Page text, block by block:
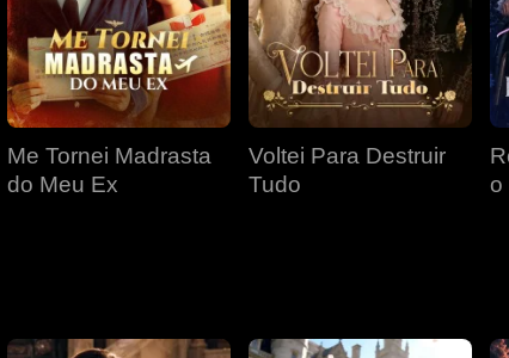
Me Tornei Madrasta
do Meu Ex
Voltei Para Destruir
Tudo
o